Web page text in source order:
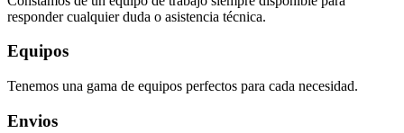
responder cualquier duda o asistencia técnica.
Equipos
Tenemos una gama de equipos perfectos para cada necesidad.
Envios